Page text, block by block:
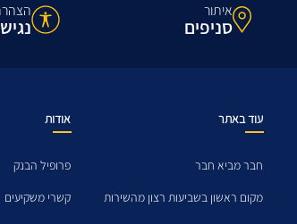
איתור
סניפים
עוד באתר
חבר מביא חבר
מקום ראשון בשביעות רצון מהשירות
אודות
פרופיל הבנק
קשרי משקיעים